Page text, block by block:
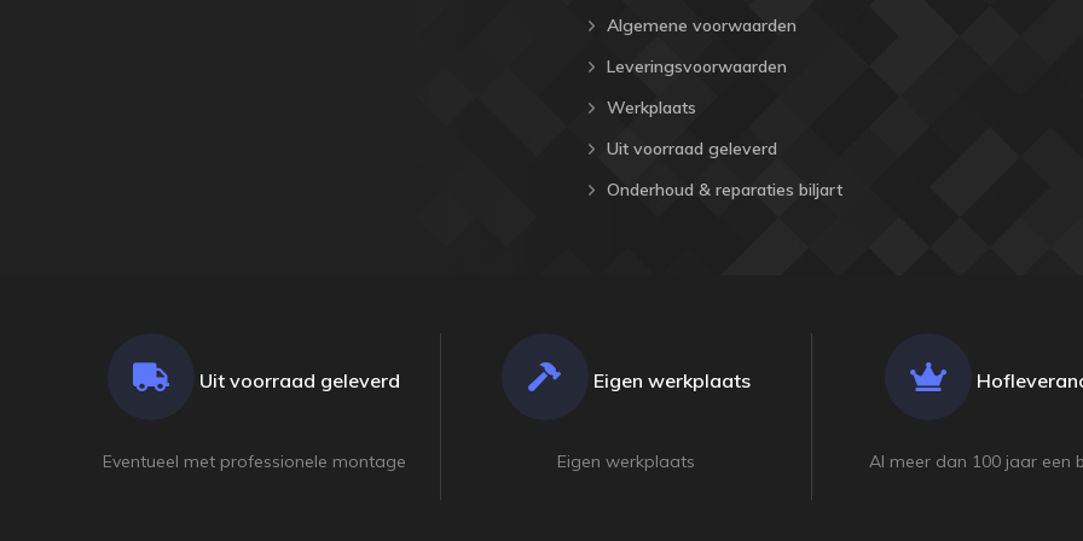
Algemene voorwaarden
Leveringsvoorwaarden
Werkplaats
Uit voorraad geleverd
Onderhoud & reparaties biljart
Uit voorraad geleverd
Eventueel met professionele montage
Eigen werkplaats
Eigen werkplaats Al meer dan 100 jaar een